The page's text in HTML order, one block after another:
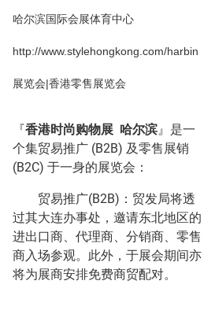
哈尔滨国际会展体育中心
http://www.stylehongkong.com/harbin
展览会|香港零售展览会
『香港时尚购物展 哈尔滨』是一
个集贸易推广 (B2B) 及零售展销
(B2C) 于一身的展览会：
 贸易推广(B2B)：贸发局将透
过其大连办事处，邀请东北地区的
进出口商、代理商、分销商、零售
商入场参观。此外，于展会期间亦
将为展商安排免费商贸配对。